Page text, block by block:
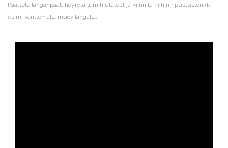
Päättele langanpäät, höyrytä lumihiutaleet ja kiinnitä niihin ripustuslenkki
esim. värittömällä muovilangalla.